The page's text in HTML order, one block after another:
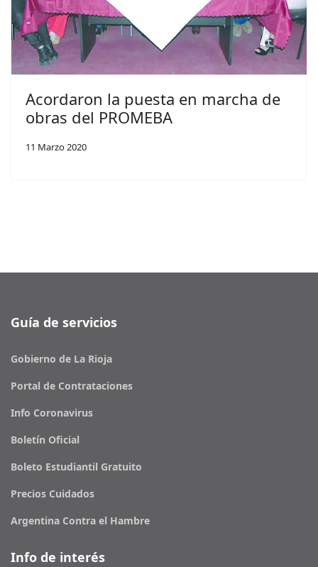
Acordaron la puesta en marcha de
obras del PROMEBA
11 Marzo 2020
Guía de servicios
Gobierno de La Rioja
Portal de Contrataciones
Info Coronavirus
Boletín Oficial
Boleto Estudiantil Gratuito
Precios Cuidados
Argentina Contra el Hambre
Info de interés